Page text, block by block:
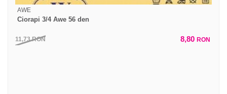
AWE
Ciorapi 3/4 Awe 56 den
11,73RON 8,80 RON